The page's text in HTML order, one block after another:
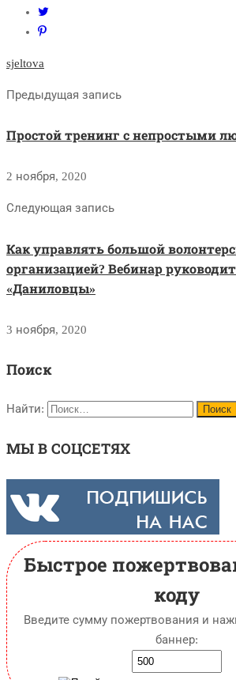
sjeltova
Предыдущая запись
Простой тренинг с непростыми
2 ноября, 2020
Следующая запись
Как управлять большой
организацией? Вебинар
«Даниловцы»
3 ноября, 2020
Поиск
Найти:
МЫ В СОЦСЕТЯХ
Быстрое
коду
Введите сумму пожертвования и
баннер: